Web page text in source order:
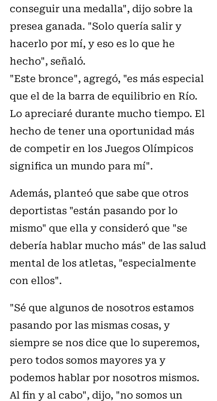
conseguir una medalla", dijo sobre la
presea ganada. "Solo quería salir y
hacerlo por mí, y eso es lo que he
hecho", señaló.
"Este bronce", agregó, "es más especial
que el de la barra de equilibrio en Río.
Lo apreciaré durante mucho tiempo. El
hecho de tener una oportunidad más
de competir en los Juegos Olímpicos
significa un mundo para mí".
Además, planteó que sabe que otros
deportistas "están pasando por lo
mismo" que ella y consideró que "se
debería hablar mucho más" de las salud
mental de los atletas, "especialmente
con ellos".
"Sé que algunos de nosotros estamos
pasando por las mismas cosas, y
siempre se nos dice que lo superemos,
pero todos somos mayores ya y
podemos hablar por nosotros mismos.
Al fin y al cabo", dijo, "no somos un